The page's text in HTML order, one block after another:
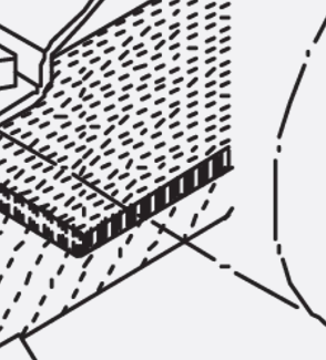
Liftschachtanker JLF
Liftschachtschlinge JLS
Maueranschlussschienen
Zurück
Maueranschlussschiene KT
Trapezblechbefestigungsschienen
Zurück
Trapezblechbefestigungsschiene
Gerüstschuhe
Zurück Gerüstschuhe
Gerüstschuhe JG
Befestigungszubehör